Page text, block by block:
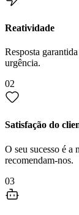
Reatividade
Resposta
urgência.
02
Satisfação do
O seu sucesso é a
recomendam-nos.
03